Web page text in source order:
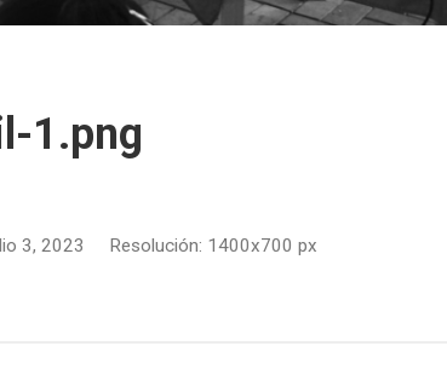
1.png
3, 2023 Resolución: 1400x700 px